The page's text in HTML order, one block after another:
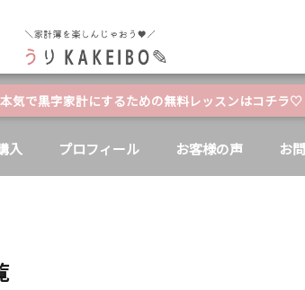
気で黒字家計にするための無料レッスンはコチラ♡
入 プロフィール お客様の声 お